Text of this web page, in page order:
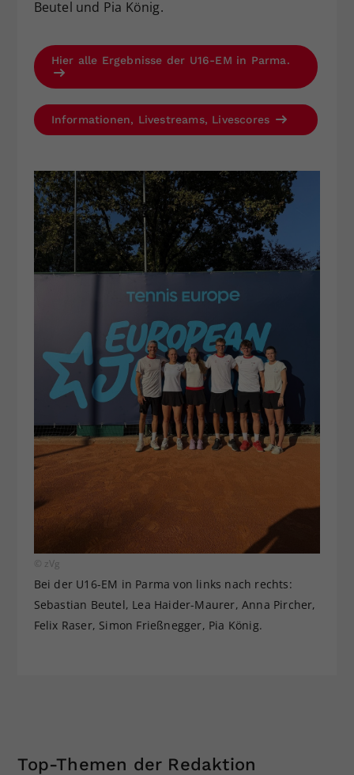
Beutel und Pia König.
Hier alle Ergebnisse der U16-EM in Parma.
Informationen, Livestreams, Livescores
© zVg
Bei der U16-EM in Parma von links nach rechts:
Sebastian Beutel, Lea Haider-Maurer, Anna Pircher,
Felix Raser, Simon Frießnegger, Pia König.
Top-Themen der Redaktion